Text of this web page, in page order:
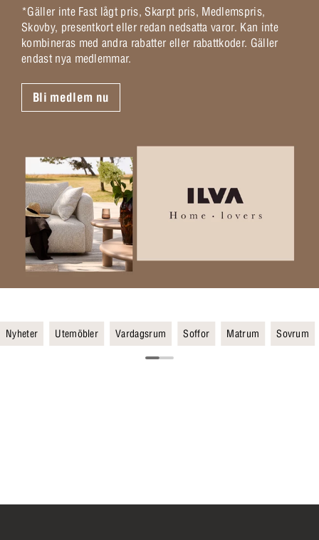
*Gäller inte Fast lågt pris, Skarpt pris, Medlemspris,
Skovby, presentkort eller redan nedsatta varor. Kan inte
kombineras med andra rabatter eller rabattkoder. Gäller
endast nya medlemmar.
Bli medlem nu
Nyheter Utemöbler Vardagsrum Soffor Matrum Sovrum